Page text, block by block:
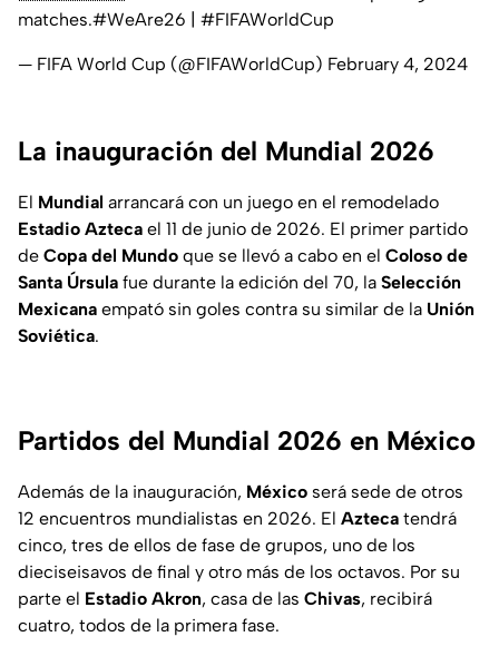
matches.#WeAre26 | #FIFAWorldCup
— FIFA World Cup (@FIFAWorldCup) February 4, 2024
La inauguración del Mundial 2026
El Mundial arrancará con un juego en el remodelado
Estadio Azteca el 11 de junio de 2026. El primer partido
de Copa del Mundo que se llevó a cabo en el Coloso de
Santa Úrsula fue durante la edición del 70, la Selección
Mexicana empató sin goles contra su similar de la Unión
Soviética.
Partidos del Mundial 2026 en México
Además de la inauguración, México será sede de otros
12 encuentros mundialistas en 2026. El Azteca tendrá
cinco, tres de ellos de fase de grupos, uno de los
dieciseisavos de final y otro más de los octavos. Por su
parte el Estadio Akron, casa de las Chivas, recibirá
cuatro, todos de la primera fase.